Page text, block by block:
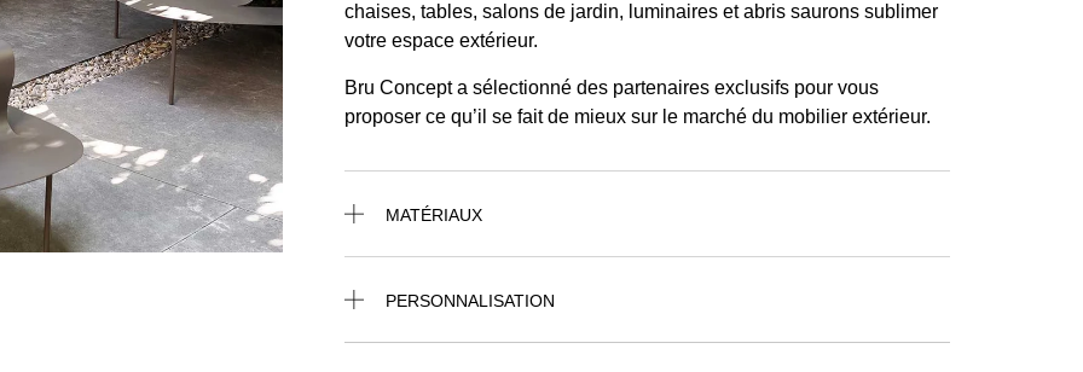
chaises, tables, salons de jardin, luminaires et abris saurons sublimer
votre espace extérieur.
Bru Concept a sélectionné des partenaires exclusifs pour vous
proposer ce qu’il se fait de mieux sur le marché du mobilier extérieur.
MATÉRIAUX
PERSONNALISATION